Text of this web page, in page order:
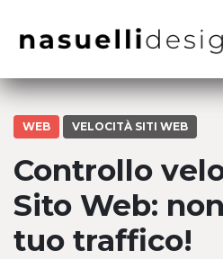
WEB VELOCITÀ SITI WEB
Controllo
Sito Web:
tuo traffico!